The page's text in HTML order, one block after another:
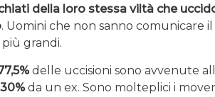
della loro stessa viltà che
. Uomini che non sanno comunicare
grandi.
delle uccisioni sono avvenute
30%da un ex. Sono molteplici i